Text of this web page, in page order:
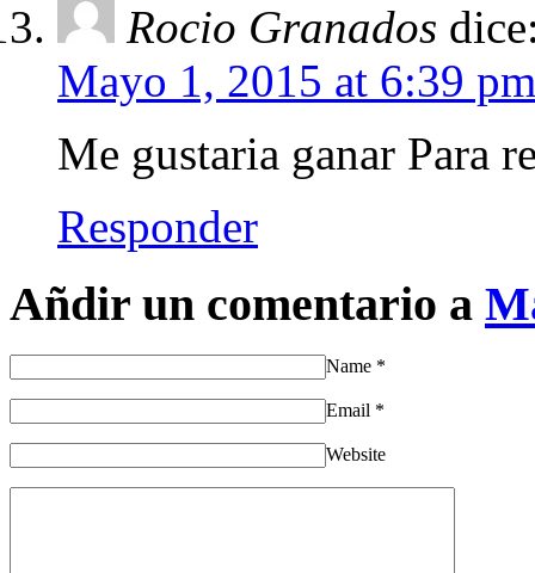
Rocio Granados
Mayo 1, 2015 at 6:39 pm
Me gustaria ganar Para
Responder
Añdir un comentario a
Name *
Email *
Website